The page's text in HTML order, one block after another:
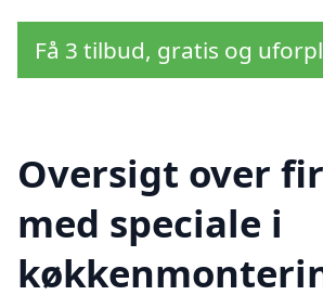
Få 3 tilbud, gratis og
Oversigt over
med speciale i